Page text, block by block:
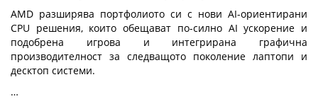
AMD разширява портфолиото си с нови AI-ориентирани
CPU решения, които обещават по-силно AI ускорение и
подобрена игрова и интегрирана графична
производителност за следващото поколение лаптопи и
десктоп системи.
…